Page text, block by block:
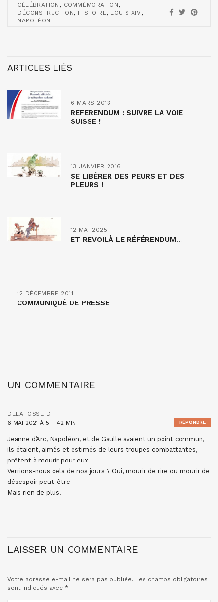
CÉLÉBRATION , COMMÉMORATION,
DÉCONSTRUCTION, HISTOIRE, LOUIS XIV,
NAPOLÉON
ARTICLES LIÉS
6 MARS 2013
REFERENDUM : SUIVRE LA VOIE
SUISSE !
13 JANVIER 2016
SE LIBÉRER DES PEURS ET DES
PLEURS !
12 MAI 2025
ET REVOILÀ LE RÉFÉRENDUM…
12 DÉCEMBRE 2011
COMMUNIQUÉ DE PRESSE
UN COMMENTAIRE
DELAFOSSE DIT :
6 MAI 2021 À 5 H 42 MIN
Jeanne d’Arc, Napoléon, et de Gaulle avaient un point commun,
ils étaient, aimés et estimés de leurs troupes combattantes,
prêtent à mourir pour eux.
Verrions-nous cela de nos jours ? Oui, mourir de rire ou mourir de
désespoir peut-être !
Mais rien de plus.
RÉPONDRE
LAISSER UN COMMENTAIRE
Votre adresse e-mail ne sera pas publiée. Les champs obligatoires
sont indiqués avec *